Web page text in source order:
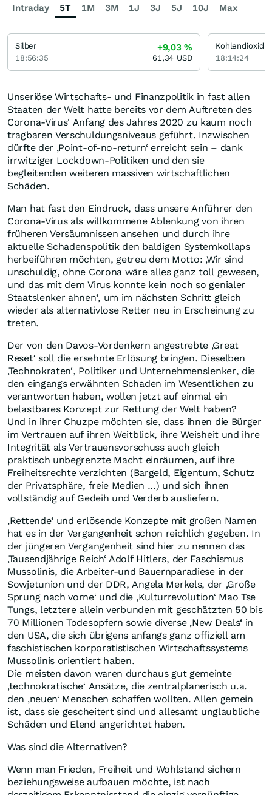
Unseriöse Wirtschafts- und Finanzpolitik in fast allen
Staaten der Welt hatte bereits vor dem Auftreten des
Corona-Virus' Anfang des Jahres 2020 zu kaum noch
tragbaren Verschuldungsniveaus geführt. Inzwischen
dürfte der ‚Point-of-no-return‘ erreicht sein – dank
irrwitziger Lockdown-Politiken und den sie
begleitenden weiteren massiven wirtschaftlichen
Schäden.
Man hat fast den Eindruck, dass unsere Anführer den
Corona-Virus als willkommene Ablenkung von ihren
früheren Versäumnissen ansehen und durch ihre
aktuelle Schadenspolitik den baldigen Systemkollaps
herbeiführen möchten, getreu dem Motto: ‚Wir sind
unschuldig, ohne Corona wäre alles ganz toll gewesen,
und das mit dem Virus konnte kein noch so genialer
Staatslenker ahnen‘, um im nächsten Schritt gleich
wieder als alternativlose Retter neu in Erscheinung zu
treten.
Der von den Davos-Vordenkern angestrebte ‚Great
Reset‘ soll die ersehnte Erlösung bringen. Dieselben
‚Technokraten‘, Politiker und Unternehmenslenker, die
den eingangs erwähnten Schaden im Wesentlichen zu
verantworten haben, wollen jetzt auf einmal ein
belastbares Konzept zur Rettung der Welt haben?
Und in ihrer Chuzpe möchten sie, dass ihnen die Bürger
im Vertrauen auf ihren Weitblick, ihre Weisheit und ihre
Integrität als Vertrauensvorschuss auch gleich
praktisch unbegrenzte Macht einräumen, auf ihre
Freiheitsrechte verzichten (Bargeld, Eigentum, Schutz
der Privatsphäre, freie Medien ...) und sich ihnen
vollständig auf Gedeih und Verderb ausliefern.
‚Rettende‘ und erlösende Konzepte mit großen Namen
hat es in der Vergangenheit schon reichlich gegeben. In
der jüngeren Vergangenheit sind hier zu nennen das
‚Tausendjährige Reich‘ Adolf Hitlers, der Faschismus
Mussolinis, die Arbeiter-und Bauernparadiese in der
Sowjetunion und der DDR, Angela Merkels, der ‚Große
Sprung nach vorne‘ und die ‚Kulturrevolution‘ Mao Tse
Tungs, letztere allein verbunden mit geschätzten 50 bis
70 Millionen Todesopfern sowie diverse ‚New Deals‘ in
den USA, die sich übrigens anfangs ganz offiziell am
faschistischen korporatistischen Wirtschaftssystems
Mussolinis orientiert haben.
Die meisten davon waren durchaus gut gemeinte
‚technokratische‘ Ansätze, die zentralplanerisch u.a.
den ‚neuen‘ Menschen schaffen wollten. Allen gemein
ist, dass sie gescheitert sind und allesamt unglaubliche
Schäden und Elend angerichtet haben.
Was sind die Alternativen?
Wenn man Frieden, Freiheit und Wohlstand sichern
beziehungsweise aufbauen möchte, ist nach
Intraday 5T 1M 3M 1J 3J 5J 10J Max
Silber
18:56:35
+9,03%
61,34 USD
Kohlendioxid
18:14:24